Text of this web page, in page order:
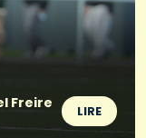
Freire
LIRE